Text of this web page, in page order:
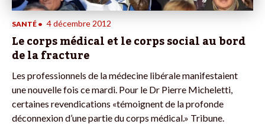
SANTÉ • 4 décembre 2012
Le corps médical et le corps social au bord
de la fracture
Les professionnels de la médecine libérale manifestaient
une nouvelle fois ce mardi. Pour le Dr Pierre Micheletti,
certaines revendications «témoignent de la profonde
déconnexion d’une partie du corps médical.» Tribune.